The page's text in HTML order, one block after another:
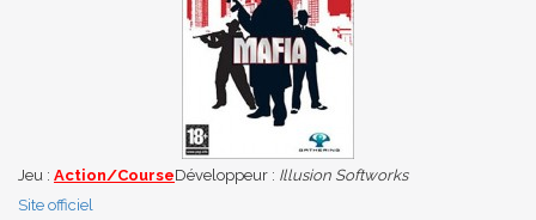
Jeu : Action/CourseDéveloppeur : Illusion Softworks
Site officiel